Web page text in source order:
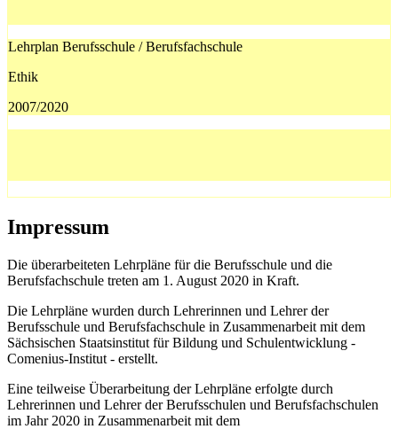
Lehrplan Berufsschule / Berufsfachschule
Ethik
2007/2020
Impressum
Die überarbeiteten Lehrpläne für die Berufsschule und die
Berufsfachschule treten am 1. August 2020 in Kraft.
Die Lehrpläne wurden durch Lehrerinnen und Lehrer der
Berufsschule und Berufsfachschule in Zusammenarbeit mit dem
Sächsischen Staatsinstitut für Bildung und Schulentwicklung -
Comenius-Institut - erstellt.
Eine teilweise Überarbeitung der Lehrpläne erfolgte durch
Lehrerinnen und Lehrer der Berufsschulen und Berufsfachschulen
im Jahr 2020 in Zusammenarbeit mit dem